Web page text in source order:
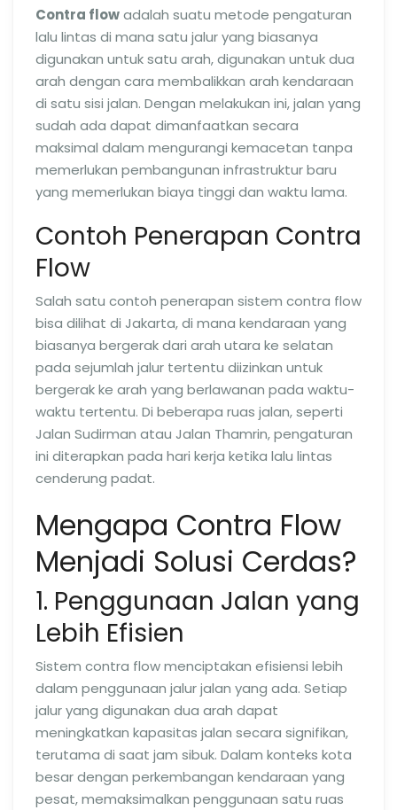
Contra flowadalah suatu metode pengaturan
lalu lintas di mana satu jalur yang biasanya
digunakan untuk satu arah, digunakan untuk dua
arah dengan cara membalikkan arah kendaraan
di satu sisi jalan. Dengan melakukan ini, jalan yang
sudah ada dapat dimanfaatkan secara
maksimal dalam mengurangi kemacetan tanpa
memerlukan pembangunan infrastruktur baru
yang memerlukan biaya tinggi dan waktu lama.
Contoh Penerapan Contra
Flow
Salah satu contoh penerapan sistem contra flow
bisa dilihat di Jakarta, di mana kendaraan yang
biasanya bergerak dari arah utara ke selatan
pada sejumlah jalur tertentu diizinkan untuk
bergerak ke arah yang berlawanan pada waktu-
waktu tertentu. Di beberapa ruas jalan, seperti
Jalan Sudirman atau Jalan Thamrin, pengaturan
ini diterapkan pada hari kerja ketika lalu lintas
cenderung padat.
Mengapa Contra Flow
Menjadi Solusi Cerdas?
1. Penggunaan Jalan yang
Lebih Efisien
Sistem contra flow menciptakan efisiensi lebih
dalam penggunaan jalur jalan yang ada. Setiap
jalur yang digunakan dua arah dapat
meningkatkan kapasitas jalan secara signifikan,
terutama di saat jam sibuk. Dalam konteks kota
besar dengan perkembangan kendaraan yang
pesat, memaksimalkan penggunaan satu ruas